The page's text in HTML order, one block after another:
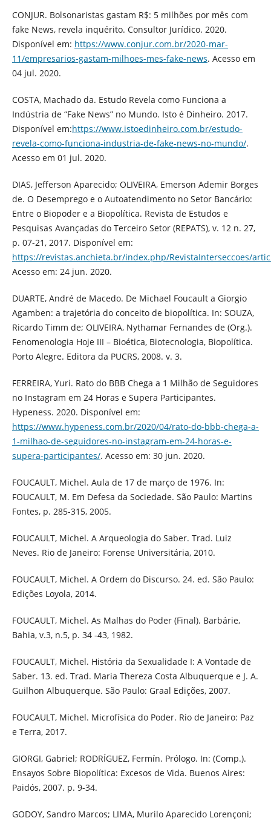
CONJUR. Bolsonaristas gastam R$: 5 milhões por mês com
fake News, revela inquérito. Consultor Jurídico. 2020.
Disponível em: https://www.conjur.com.br/2020-mar-
11/empresarios-gastam-milhoes-mes-fake-news. Acesso em
04 jul. 2020.
COSTA, Machado da. Estudo Revela como Funciona a
Indústria de “Fake News” no Mundo. Isto é Dinheiro. 2017.
Disponível em:https://www.istoedinheiro.com.br/estudo-
revela-como-funciona-industria-de-fake-news-no-mundo/.
Acesso em 01 jul. 2020.
DIAS, Jefferson Aparecido; OLIVEIRA, Emerson Ademir Borges
de. O Desemprego e o Autoatendimento no Setor Bancário:
Entre o Biopoder e a Biopolítica. Revista de Estudos e
Pesquisas Avançadas do Terceiro Setor (REPATS), v. 12 n. 27,
p. 07-21, 2017. Disponível em:
https://revistas.anchieta.br/index.php/RevistaInterseccoes/
Acesso em: 24 jun. 2020.
DUARTE, André de Macedo. De Michael Foucault a Giorgio
Agamben: a trajetória do conceito de biopolítica. In: SOUZA,
Ricardo Timm de; OLIVEIRA, Nythamar Fernandes de (Org.).
Fenomenologia Hoje III – Bioética, Biotecnologia, Biopolítica.
Porto Alegre. Editora da PUCRS, 2008. v. 3.
FERREIRA, Yuri. Rato do BBB Chega a 1 Milhão de Seguidores
no Instagram em 24 Horas e Supera Participantes.
Hypeness. 2020. Disponível em:
https://www.hypeness.com.br/2020/04/rato-do-bbb-chega-a-
1-milhao-de-seguidores-no-instagram-em-24-horas-e-
supera-participantes/. Acesso em: 30 jun. 2020.
FOUCAULT, Michel. Aula de 17 de março de 1976. In:
FOUCAULT, M. Em Defesa da Sociedade. São Paulo: Martins
Fontes, p. 285-315, 2005.
FOUCAULT, Michel. A Arqueologia do Saber. Trad. Luiz
Neves. Rio de Janeiro: Forense Universitária, 2010.
FOUCAULT, Michel. A Ordem do Discurso. 24. ed. São Paulo:
Edições Loyola, 2014.
FOUCAULT, Michel. As Malhas do Poder (Final). Barbárie,
Bahia, v.3, n.5, p. 34 -43, 1982.
FOUCAULT, Michel. História da Sexualidade I: A Vontade de
Saber. 13. ed. Trad. Maria Thereza Costa Albuquerque e J. A.
Guilhon Albuquerque. São Paulo: Graal Edições, 2007.
FOUCAULT, Michel. Microfísica do Poder. Rio de Janeiro: Paz
e Terra, 2017.
GIORGI, Gabriel; RODRÍGUEZ, Fermín. Prólogo. In: (Comp.).
Ensayos Sobre Biopolítica: Excesos de Vida. Buenos Aires:
Paidós, 2007. p. 9-34.
GODOY, Sandro Marcos; LIMA, Murilo Aparecido Lorençoni;